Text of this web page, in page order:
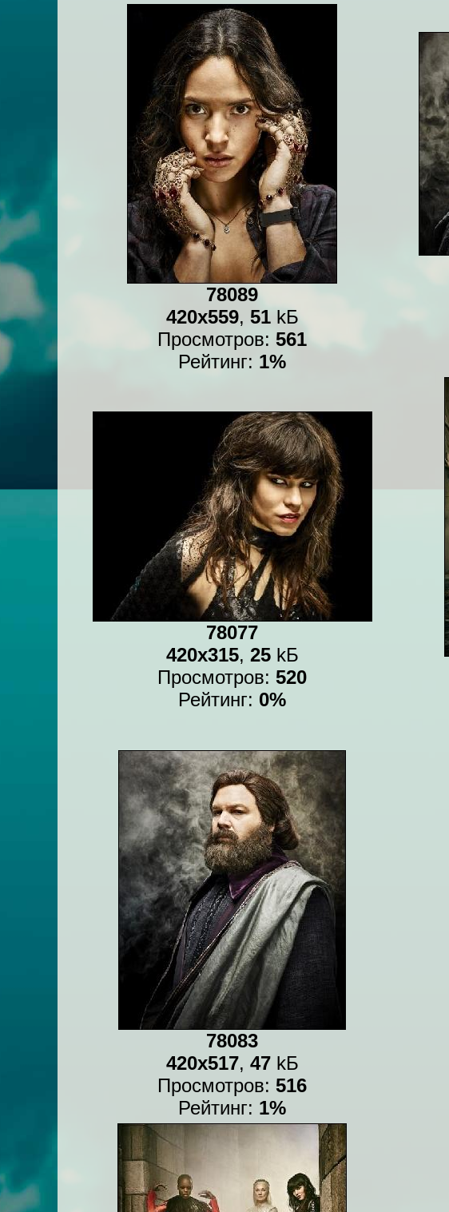
78089
420x559, 51kБ
Просмотров: 561
Рейтинг: 1%
78077
420x315, 25kБ
Просмотров: 520
Рейтинг: 0%
78083
420x517, 47kБ
Просмотров: 516
Рейтинг: 1%